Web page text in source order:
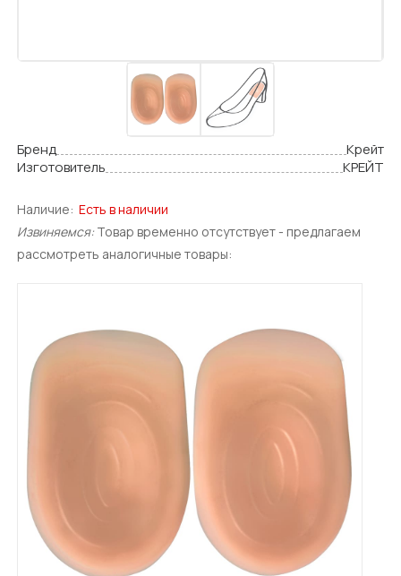
Бренд
Крейт
Изготовитель
КРЕЙТ
Наличие: Есть в наличии
Извиняемся: Товар временно отсутствует - предлагаем
рассмотреть аналогичные товары: